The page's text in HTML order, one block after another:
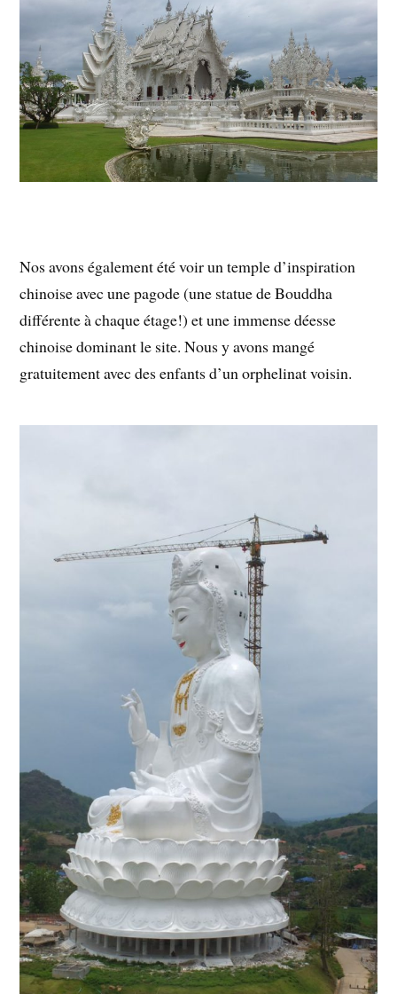
Nos avons également été voir un temple d’inspiration
chinoise avec une pagode (une statue de Bouddha
différente à chaque étage!) et une immense déesse
chinoise dominant le site. Nous y avons mangé
gratuitement avec des enfants d’un orphelinat voisin.